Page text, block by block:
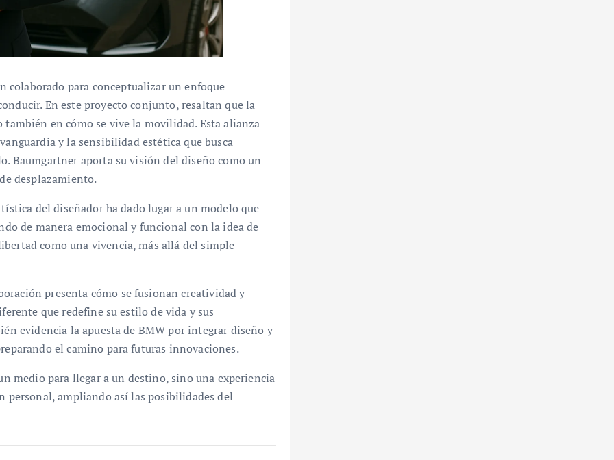
colaborado para conceptualizar un enfoque
En este proyecto conjunto, resaltan que la
en cómo se vive la movilidad. Esta alianza
y la sensibilidad estética que busca
Baumgartner aporta su visión del diseño como un
desplazamiento.
del diseñador ha dado lugar a un modelo que
de manera emocional y funcional con la idea de
como una vivencia, más allá del simple
presenta cómo se fusionan creatividad y
que redefine su estilo de vida y sus
evidencia la apuesta de BMW por integrar diseño y
el camino para futuras innovaciones.
medio para llegar a un destino, sino una experiencia
personal, ampliando así las posibilidades del